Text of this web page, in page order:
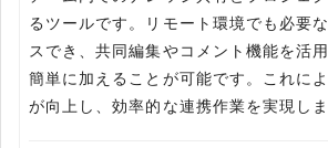
るツールです。リモート環境でも必要
スでき、共同編集やコメント機能を活
簡単に加えることが可能です。これに
が向上し、効率的な連携作業を実現しま